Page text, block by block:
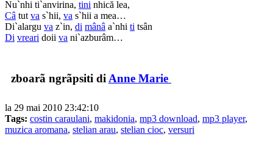
Nu`nhi ti`anvirina, tini nhică lea,
Câ tut va s`hii, va s`hii a mea…
Di`alargu va z`in, di mânâ a`nhi ti tsân
Di vreari doii va ni`azburâm…
zboarã ngrãpsiti di Anne Marie
la 29 mai 2010 23:42:10
Tags: costin caraulani, makidonia, mp3 download, mp3 player,
muzica aromana, stelian arau, stelian cioc, versuri